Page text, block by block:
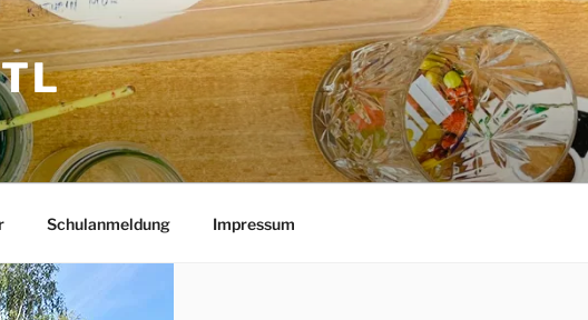
Schulanmeldung Impressum